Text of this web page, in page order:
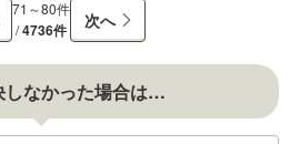
71～80件
/4736件 次へ
しなかった場合は…